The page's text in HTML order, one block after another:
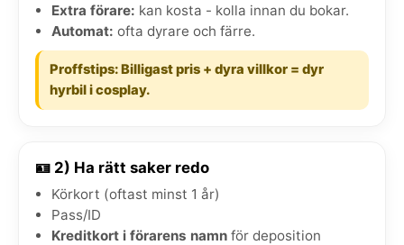
Extra förare: kan kosta - kolla innan du bokar.
Automat: ofta dyrare och färre.
Proffstips: Billigast pris + dyra villkor = dyr
hyrbil i cosplay.
🪪 2) Ha rätt saker redo
Körkort (oftast minst 1 år)
Pass/ID
Kreditkort i förarens namn för deposition